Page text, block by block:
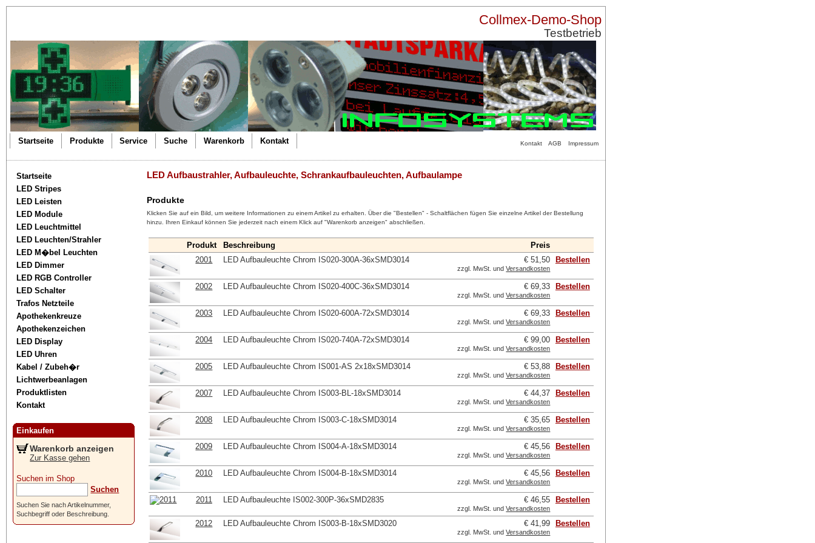
Collmex-Demo-Shop
Testbetrieb
Kontakt AGB Impressum
Startseite Produkte Service Suche Warenkorb Kontakt
LED Aufbaustrahler, Aufbauleuchte, Schrankaufbauleuchten, Aufbaulampe
Produkte
Klicken Sie auf ein Bild, um weitere Informationen zu einem Artikel zu erhalten. Über die "Bestellen" - Schaltflächen fügen Sie einzelne Artikel der Bestellung
hinzu. Ihren Einkauf können Sie jederzeit nach einem Klick auf "Warenkorb anzeigen" abschließen.
Produkt Beschreibung
Preis
2001
LED Aufbauleuchte Chrom IS020-300A-36xSMD3014 € 51,50
zzgl. MwSt. undVersandkosten
Bestellen
2002 LED Aufbauleuchte Chrom IS020-400C-36xSMD3014 € 69,33
zzgl. MwSt. undVersandkosten
Bestellen
2003 LED Aufbauleuchte Chrom IS020-600A-72xSMD3014 € 69,33
zzgl. MwSt. undVersandkosten
Bestellen
2004 LED Aufbauleuchte Chrom IS020-740A-72xSMD3014 € 99,00
zzgl. MwSt. undVersandkosten
Bestellen
2005 LED Aufbauleuchte Chrom IS001-AS 2x18xSMD3014 € 53,88
zzgl. MwSt. undVersandkosten
Bestellen
2007 LED Aufbauleuchte Chrom IS003-BL-18xSMD3014 € 44,37
zzgl. MwSt. undVersandkosten
Bestellen
2008 LED Aufbauleuchte Chrom IS003-C-18xSMD3014 € 35,65
zzgl. MwSt. undVersandkosten
Bestellen
2009 LED Aufbauleuchte Chrom IS004-A-18xSMD3014 € 45,56
zzgl. MwSt. undVersandkosten
Bestellen
2010 LED Aufbauleuchte Chrom IS004-B-18xSMD3014 € 45,56
zzgl. MwSt. undVersandkosten
Bestellen
2011 LED Aufbauleuchte IS002-300P-36xSMD2835 € 46,55
zzgl. MwSt. undVersandkosten
Bestellen
2012 LED Aufbauleuchte Chrom IS003-B-18xSMD3020 € 41,99
zzgl. MwSt. undVersandkosten
Bestellen
Startseite
LED Stripes
LED Leisten
LED Module
LED Leuchtmittel
LED Leuchten/Strahler
LED M�bel Leuchten
LED Dimmer
LED RGB Controller
LED Schalter
Trafos Netzteile
Apothekenkreuze
Apothekenzeichen
LED Display
LED Uhren
Kabel / Zubeh�r
Lichtwerbeanlagen
Produktlisten
Kontakt
Einkaufen
Warenkorb anzeigen
Zur Kasse gehen
Suchen im Shop
Suchen
Suchen Sie nach Artikelnummer,
Suchbegriff oder Beschreibung.